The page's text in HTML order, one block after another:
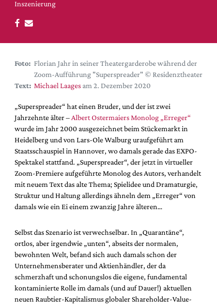
DdB-map
Kalender
Premierensuche
Hefte
Alle Hefte
Leseproben
Podcast
Service
Shop / Abo
Newsletter
Redaktion
Autor:innen
Partner
Suche
Inszenierung
Foto: Florian Jahr in seiner Theatergarderobe während der
Zoom-Aufführung "Superspreader" © Residenztheater
Text: Michael Laages am 2. Dezember 2020
„Superspreader“ hat einen Bruder, und der ist zwei
Jahrzehnte älter – Albert Ostermaiers Monolog „Erreger“
wurde im Jahr 2000 ausgezeichnet beim Stückemarkt in
Heidelberg und von Lars-Ole Walburg uraufgeführt am
Staatsschauspiel in Hannover, wo damals gerade das EXPO-
Spektakel stattfand. „Superspreader“, der jetzt in virtueller
Zoom-Premiere aufgeführte Monolog des Autors, verhandelt
mit neuem Text das alte Thema; Spielidee und Dramaturgie,
Struktur und Haltung allerdings ähneln dem „Erreger“ von
damals wie ein Ei einem zwanzig Jahre älteren…
Selbst das Szenario ist verwechselbar. In „Quarantäne“,
ortlos, aber irgendwie „unten“, abseits der normalen,
bewohnten Welt, befand sich auch damals schon der
Unternehmensberater und Aktienhändler, der da
schmerzhaft und schonungslos die eigene, fundamental
kontaminierte Rolle im damals (und auf Dauer!) aktuellen
neuen Raubtier-Kapitalismus globaler Shareholder-Value-